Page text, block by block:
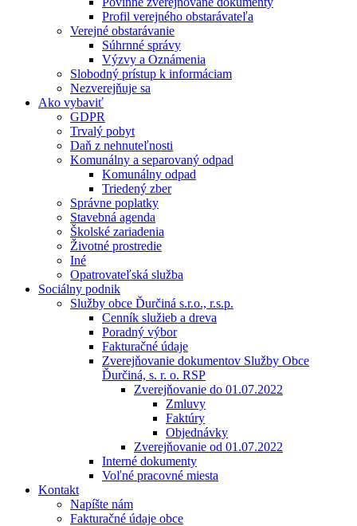
Profil verejného obstarávateľa
Verejné obstarávanie
Súhrnné správy
Výzvy a Oznámenia
Slobodný prístup k informáciam
Nezverejňuje sa
Ako vybaviť
GDPR
Trvalý pobyt
Daň z nehnuteľnosti
Komunálny a separovaný odpad
Komunálny odpad
Triedený zber
Správne poplatky
Stavebná agenda
Školské zariadenia
Životné prostredie
Iné
Opatrovateľská služba
Sociálny podnik
Služby obce Ďurčiná s.r.o., r.s.p.
Cenník služieb a dreva
Poradný výbor
Fakturačné údaje
Zverejňovanie dokumentov Služby Obce
Ďurčiná, s. r. o. RSP
Zverejňovanie do 01.07.2022
Zmluvy
Faktúry
Objednávky
Zverejňovanie od 01.07.2022
Interné dokumenty
Voľné pracovné miesta
Kontakt
Napíšte nám
Fakturačné údaje obce